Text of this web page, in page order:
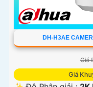
DH-H3AE
Giá
Giá